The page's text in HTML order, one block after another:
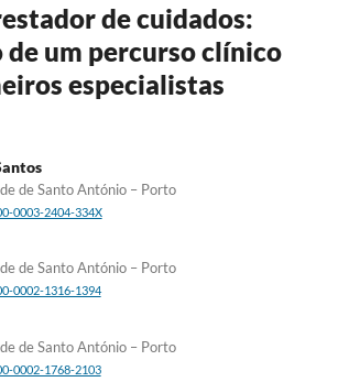
de cuidados:
um percurso clínico
especialistas
de Santo António – Porto
0003-2404-334X
de Santo António – Porto
0002-1316-1394
de Santo António – Porto
0002-1768-2103